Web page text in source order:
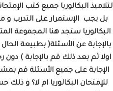
لتلاميذ البكالوريا جميع كتب
بل يجب الإستمرار على التدرب و
البكالوريا ستجد هنا المجموعة
بالإجابة عن الأسئلة( بطبيعة
اولا ثم بعد ذلك قم بالإجابة )
الإجابة على جميع الأسئلة قم
للإمتحان البكالوريا ام لا؟ و